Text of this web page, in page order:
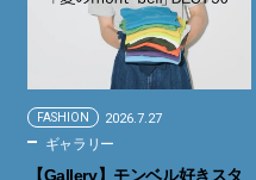
FASHION 2026.7.27
ギャラリー
【Gallery】モンベル好きスタ